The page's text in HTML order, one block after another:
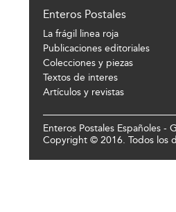
Enteros Postales
La frágil linea roja
Publicaciones editoriales
Colecciones y piezas
Textos de interes
Artículos y revistas
Enteros Postales Españoles -
Copyright © 2016. Todos los